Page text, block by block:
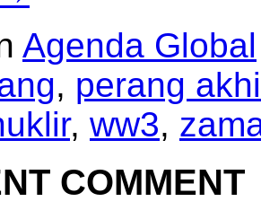
Agenda Global
, perang
, ww3,
COMMENT